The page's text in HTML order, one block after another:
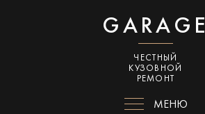
GARAGE
ЧЕСТНЫЙ
КУЗОВНОЙ
РЕМОНТ
МЕНЮ